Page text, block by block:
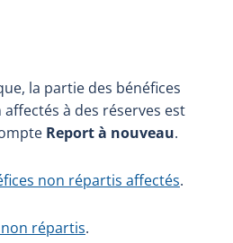
la partie des bénéfices
à des réserves est
Report à nouveau.
non répartis affectés.
répartis.